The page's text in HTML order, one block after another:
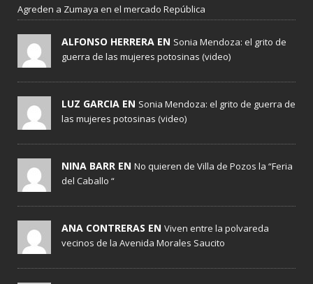
Agreden a Zumaya en el mercado República
ALFONSO HERRERA EN Sonia Mendoza: el grito de
guerra de las mujeres potosinas (video)
LUZ GARCIA EN Sonia Mendoza: el grito de guerra de
las mujeres potosinas (video)
NINA BARR EN No quieren de Villa de Pozos la “Feria
del Caballo “
ANA CONTRERAS EN Viven entre la polvareda
vecinos de la Avenida Morales Saucito